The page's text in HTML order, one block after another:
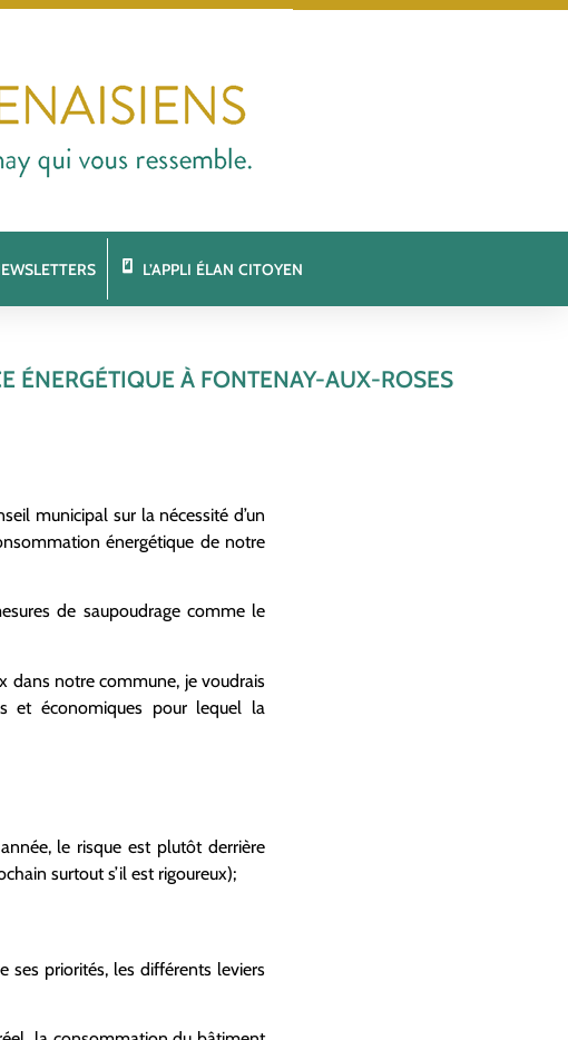
L’APPLI ÉLAN CITOYEN
ÉNERGÉTIQUE À FONTENAY-AUX-ROSES
municipal sur la nécessité d’un
énergétique de notre
de saupoudrage comme le
dans notre commune, je voudrais
et économiques pour lequel la
le risque est plutôt derrière
surtout s’il est rigoureux);
ses priorités, les différents leviers